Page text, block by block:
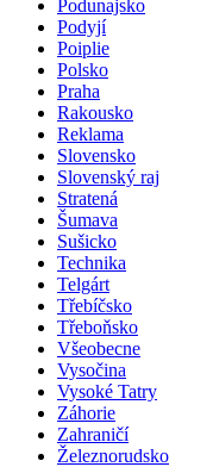
Podunajsko
Podyjí
Poiplie
Polsko
Praha
Rakousko
Reklama
Slovensko
Slovenský raj
Stratená
Šumava
Sušicko
Technika
Telgárt
Třebíčsko
Třeboňsko
Všeobecne
Vysočina
Vysoké Tatry
Záhorie
Zahraničí
Železnorudsko